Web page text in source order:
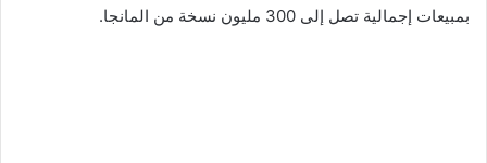
بمبيعات إجمالية تصل إلى 300 مليون نسخة من المانجا.